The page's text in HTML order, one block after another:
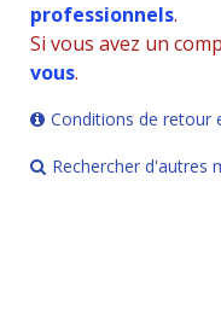
professionnels.
Si vous avez un
vous.
Conditions de retour
Rechercher d'autres